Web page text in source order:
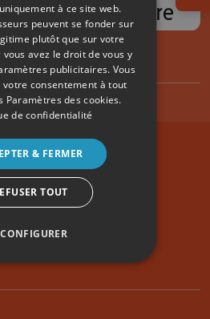
diversité
à ce site web.
peuvent se fonder sur
plutôt que sur votre
avez le droit de vous y
publicitaires. Vous
consentement à tout
Paramètres des cookies.
de confidentialité
& FERMER
TOUT
CONFIGURER